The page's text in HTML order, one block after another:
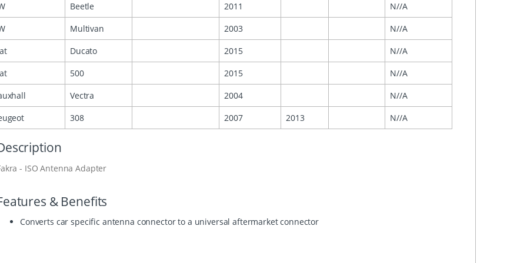
Beetle 2011
N//A
Multivan 2003
N//A
Ducato 2015
N//A
500 2015
N//A
Vectra 2004
N//A
308 2007 2013 N//A
- ISO Antenna Adapter
& Benefits
Converts car specific antenna connector to a universal aftermarket connector